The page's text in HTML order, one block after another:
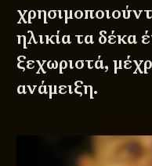
ηλικία τα δέκα
ξεχωριστά,
ανάμειξη.